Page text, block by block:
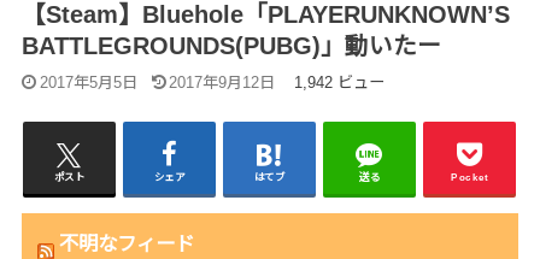
【Steam】Bluehole「PLAYERUNKNOWN’S
BATTLEGROUNDS(PUBG)」動いたー
2017年5月5日 2017年9月12日 1,942 ビュー
ポスト シェア はてブ 送る Pocket
不明なフィード